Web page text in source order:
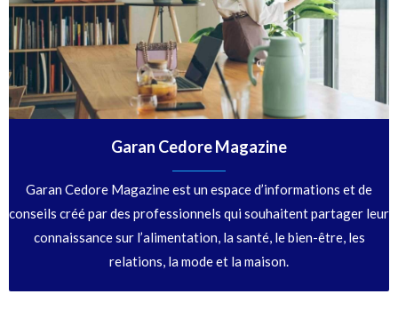
Garan Cedore Magazine
Garan Cedore Magazine est un espace d’informations et de
conseils créé par des professionnels qui souhaitent partager leur
connaissance sur l’alimentation, la santé, le bien-être, les
relations, la mode et la maison.